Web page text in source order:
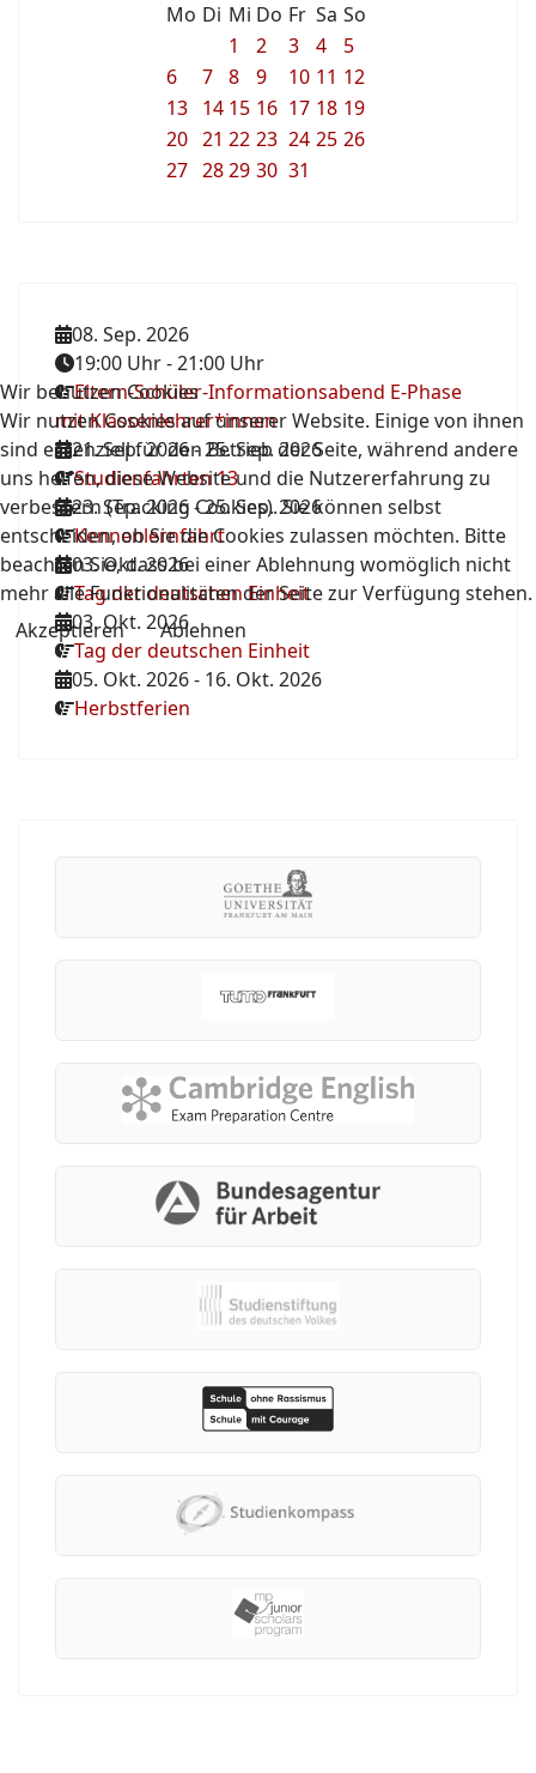
Mo Di Mi Do Fr Sa So
1
2 3 4
5
6
7 8 9 10 11 12
13
14 15 16 17 18 19
20 21 22 23 24 25 26
27 28 29 30 31
08. Sep. 2026
19:00 Uhr-21:00 Uhr
Eltern-Schüler-Informationsabend E-Phase
mit Klassenlehrer*innen
21. Sep. 2026-25. Sep. 2026
Studienfahrten 13
23. Sep. 2026-25. Sep. 2026
Kennenlernfahrt
03. Okt. 2026
Tag der deutschen Einheit
03. Okt. 2026
Tag der deutschen Einheit
05. Okt. 2026- 16. Okt. 2026
Herbstferien
Wir benutzen Cookies
Wir nutzen Cookies auf unserer Website. Einige von ihnen
sind essenziell für den Betrieb der Seite, während andere
uns helfen, diese Website und die Nutzererfahrung zu
verbessern (Tracking Cookies). Sie können selbst
entscheiden, ob Sie die Cookies zulassen möchten. Bitte
beachten Sie, dass bei einer Ablehnung womöglich nicht
mehr alle Funktionalitäten der Seite zur Verfügung stehen.
Akzeptieren
Ablehnen